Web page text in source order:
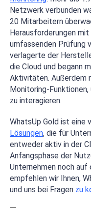
Netzwerk verbunden
20 Mitarbeitern
Herausforderungen
umfassenden Prüfung
verlagerte der
die Cloud und begann
Aktivitäten. Außerdem
Monitoring-
zu interagieren.
WhatsUp Gold ist eine
Lösungen, die für
entweder aktiv in der
Anfangsphase der
Unternehmen noch auf
empfehlen wir Ihnen,
und uns bei Fragen zu